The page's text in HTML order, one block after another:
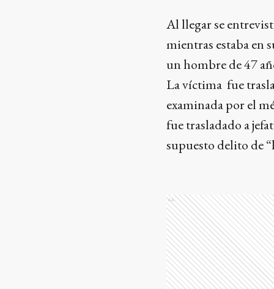
Al llegar se
mientras estaba en
un hombre de 47
La víctima fue
examinada por el
fue trasladado a
supuesto delito de
Ads